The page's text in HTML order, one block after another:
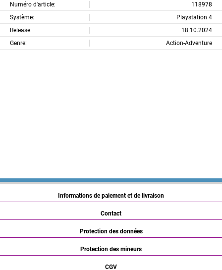
Numéro d'article:
118978
Système:
Playstation 4
Release:
18.10.2024
Genre:
Action-Adventure
Informations de paiement et de livraison
Contact
Protection des données
Protection des mineurs
CGV